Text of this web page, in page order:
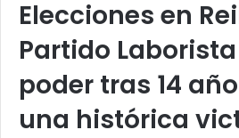
Elecciones en
Partido
poder tras 14
una histórica